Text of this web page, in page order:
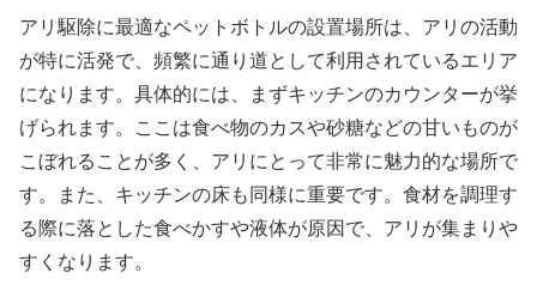
アリ駆除に最適なペットボトルの設置場所は、アリの活動
が特に活発で、頻繁に通り道として利用されているエリア
になります。具体的には、まずキッチンのカウンターが挙
げられます。ここは食べ物のカスや砂糖などの甘いものが
こぼれることが多く、アリにとって非常に魅力的な場所で
す。また、キッチンの床も同様に重要です。食材を調理す
る際に落とした食べかすや液体が原因で、アリが集まりや
すくなります。